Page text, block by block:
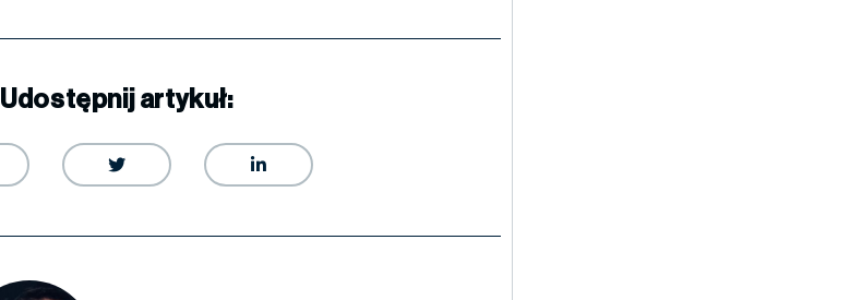
Udostępnij artykuł:
 